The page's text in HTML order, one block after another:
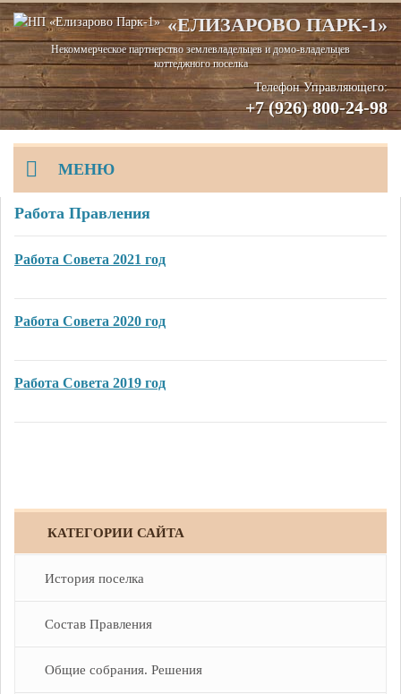
«ЕЛИЗАРОВО ПАРК-1»
Некоммерческое партнерство землевладельцев и домо-владельцев
коттеджного поселка
Телефон Управляющего:
+7 (926) 800-24-98
МЕНЮ
Главная
Информация
Работа Правления
Работа Совета 2021 год
Работа Совета 2020 год
Работа Совета 2019 год
КАТЕГОРИИ САЙТА
История поселка
Состав Правления
Общие собрания. Решения